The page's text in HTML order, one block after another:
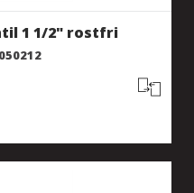
1 1/2" rostfri
050212